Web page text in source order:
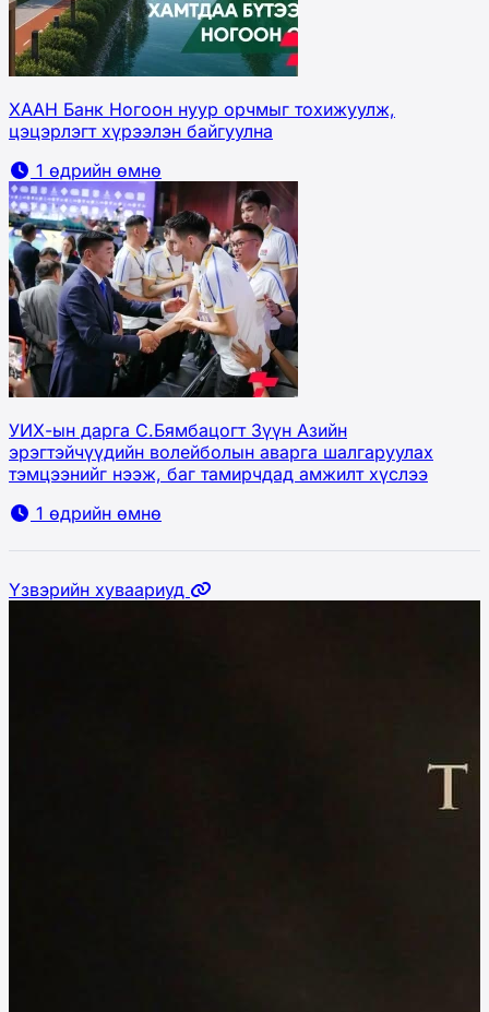
ХААН Банк Ногоон нуур орчмыг тохижуулж,
цэцэрлэгт хүрээлэн байгуулна
1 өдрийн өмнө
УИХ-ын дарга С.Бямбацогт Зүүн Азийн
эрэгтэйчүүдийн волейболын аварга шалгаруулах
тэмцээнийг нээж, баг тамирчдад амжилт хүслээ
1 өдрийн өмнө
Үзвэрийн хуваариуд